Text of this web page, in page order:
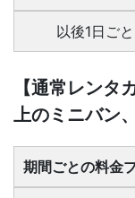
以後1日ごと
【通常レン
上のミニバン
期間ごとの料金